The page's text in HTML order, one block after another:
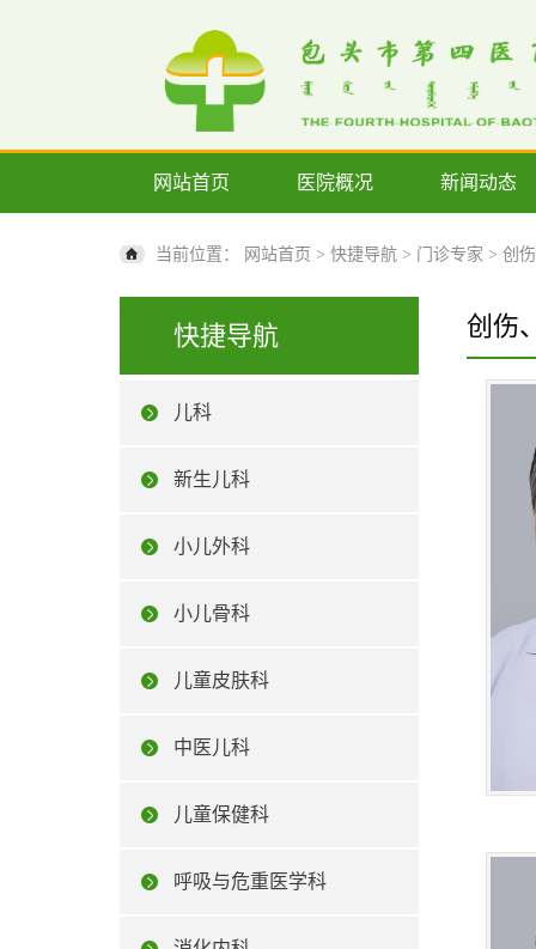
网站首页 医院概况 新闻动态
当前位置： 网站首页 > 快捷导航 > 门诊专家 > 创
快捷导航
儿科
新生儿科
小儿外科
小儿骨科
儿童皮肤科
中医儿科
儿童保健科
呼吸与危重医学科
创伤